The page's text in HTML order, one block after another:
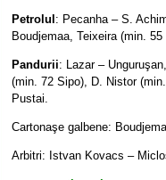
Petrolul: Pecanha – S.
Boudjemaa, Teixeira (min.
Pandurii: Lazar –
(min. 72 Sipo), D. Nistor
Pustai.
Cartonaşe galbene:
Arbitri: Istvan Kovacs –